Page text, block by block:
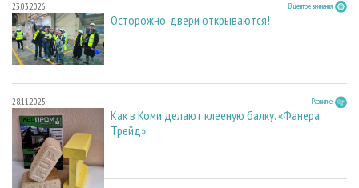
23.03.2026 В центре внимания
Осторожно, двери открываются!
28.11.2025 Развитие
Как в Коми делают клееную балку. «Фанера
Трейд»